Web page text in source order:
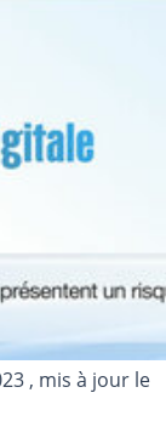
, mis à jour le